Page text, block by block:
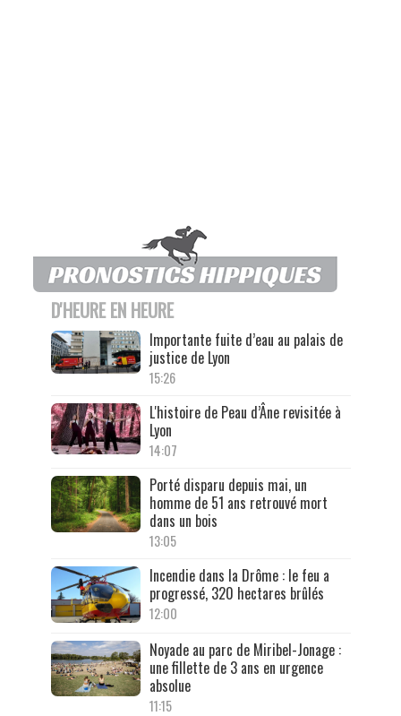
D'HEURE EN HEURE
Importante fuite d’eau au palais de
justice de Lyon
15:26
L'histoire de Peau d’Âne revisitée à
Lyon
14:07
Porté disparu depuis mai, un
homme de 51 ans retrouvé mort
dans un bois
13:05
Incendie dans la Drôme : le feu a
progressé, 320 hectares brûlés
12:00
Noyade au parc de Miribel-Jonage :
une fillette de 3 ans en urgence
absolue
11:15